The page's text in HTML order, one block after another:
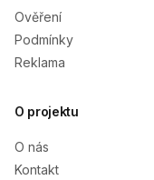
Ověření
Podmínky
Reklama
O projektu
O nás
Kontakt